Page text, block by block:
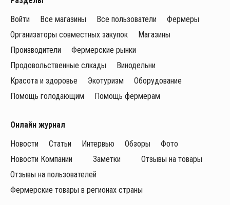
Войти
Все магазины Все пользователи
Фермеры
Организаторы совместных закупок
Магазины
Производители
Фермерские рынки
Продовольственные слкады
Винодельни
Красота и здоровье
Экотуризм
Оборудование
Помощь голодающим
Помощь фермерам
Онлайн журнал
Новости
Статьи Интервью Обзоры
Фото
Новости Компании
Заметки
Отзывы на товары
Отзывы на пользователей
Фермерские товары в регионах страны